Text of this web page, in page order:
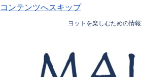
コンテンツへスキップ
ヨットを楽しむための情